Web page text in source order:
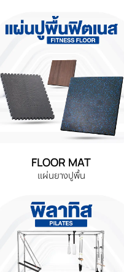
FLOOR MAT
แผ่นยางปูพื้น